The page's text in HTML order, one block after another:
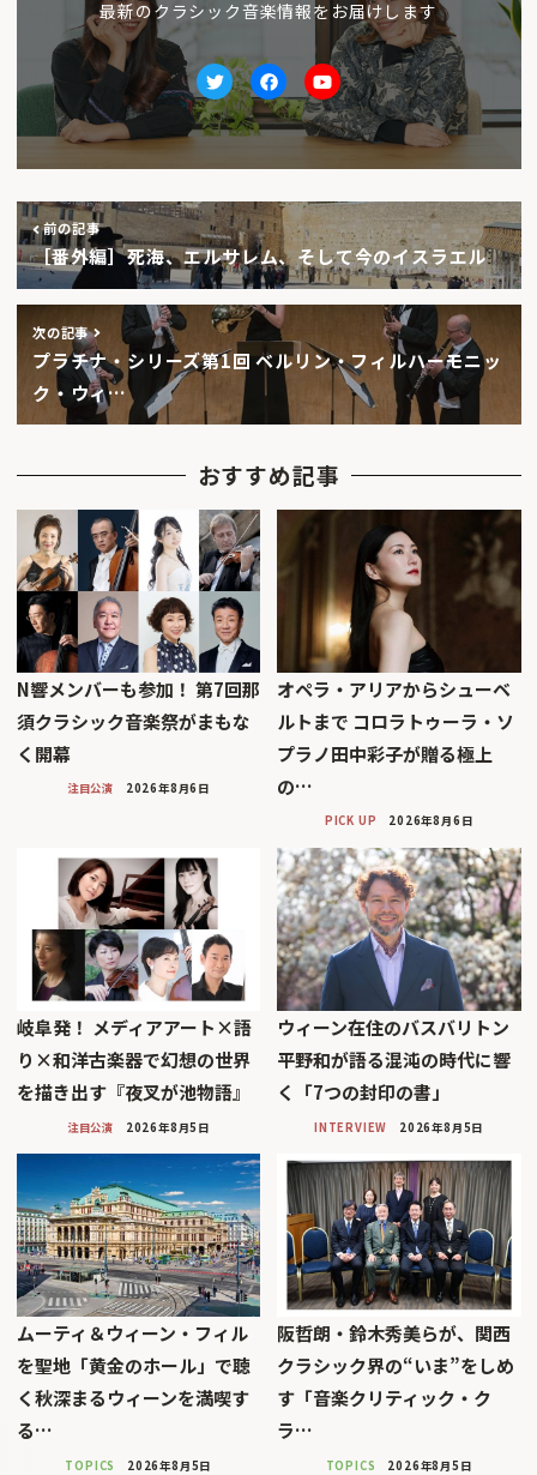
最新のクラシック音楽情報をお届けします
TwitterfacebookYoutube
前の記事
［番外編］死海、エルサレム、そして今のイスラエル
次の記事
プラチナ・シリーズ第1回 ベルリン・フィルハーモニッ
ク・ウィ…
おすすめ記事
N響メンバーも参加！ 第7回那
須クラシック音楽祭がまもな
く開幕
注目公演 2026年8月6日
オペラ・アリアからシューベ
ルトまで コロラトゥーラ・ソ
プラノ田中彩子が贈る極上
の…
PICK UP 2026年8月6日
岐阜発！ メディアアート×語
り×和洋古楽器で幻想の世界
を描き出す『夜叉が池物語』
注目公演 2026年8月5日
ウィーン在住のバスバリトン
平野和が語る混沌の時代に響
く「7つの封印の書」
INTERVIEW 2026年8月5日
ムーティ＆ウィーン・フィル
を聖地「黄金のホール」で聴
く秋深まるウィーンを満喫す
る…
TOPICS 2026年8月5日
阪哲朗・鈴木秀美らが、関西
クラシック界の“いま”をしめ
す「音楽クリティック・ク
ラ…
TOPICS 2026年8月5日